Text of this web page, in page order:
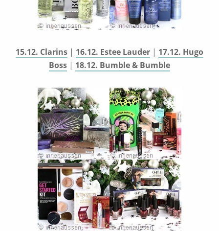
15.12. Clarins | 16.12. Estee Lauder | 17.12. Hugo
Boss | 18.12. Bumble & Bumble